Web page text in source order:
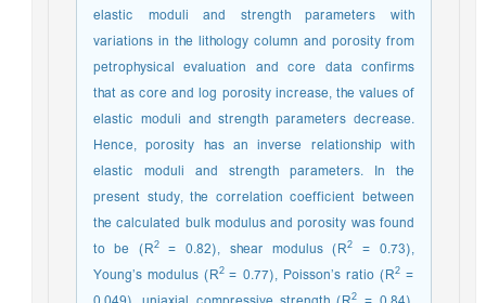
elastic moduli and strength parameters with
variations in the lithology column and porosity from
petrophysical evaluation and core data confirms
that as core and log porosity increase, the values of
elastic moduli and strength parameters decrease.
Hence, porosity has an inverse relationship with
elastic moduli and strength parameters. In the
present study, the correlation coefficient between
the calculated bulk modulus and porosity was found
to be (R2 = 0.82), shear modulus (R = 0.73),
Young’s modulus (R 2= 0.77), Poisson’s ratio (R =